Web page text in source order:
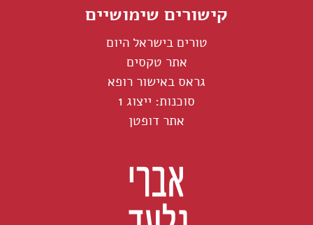
קישורים שימושיים
טורים בישראל היום
אתר טקסים
גראס באישור רופא
סוכנות: ייצוג 1
אתר דופטן